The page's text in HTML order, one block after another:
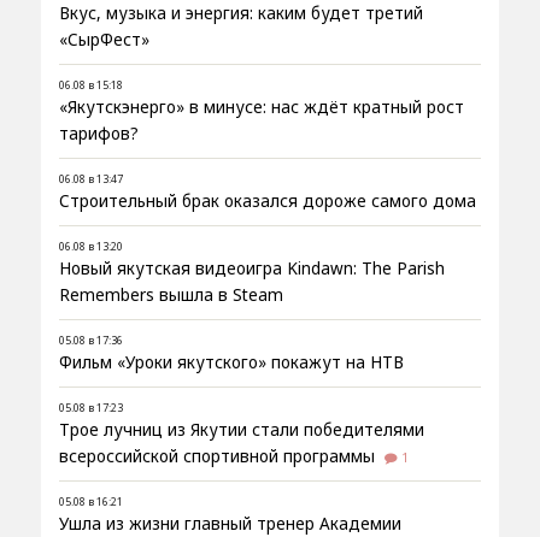
Вкус, музыка и энергия: каким будет третий
«СырФест»
06.08 в 15:18
«Якутскэнерго» в минусе: нас ждёт кратный рост
тарифов?
06.08 в 13:47
Строительный брак оказался дороже самого дома
06.08 в 13:20
Новый якутская видеоигра Kindawn: The Parish
Remembers вышла в Steam
05.08 в 17:36
Фильм «Уроки якутского» покажут на НТВ
05.08 в 17:23
Трое лучниц из Якутии стали победителями
всероссийской спортивной программы
1
05.08 в 16:21
Ушла из жизни главный тренер Академии